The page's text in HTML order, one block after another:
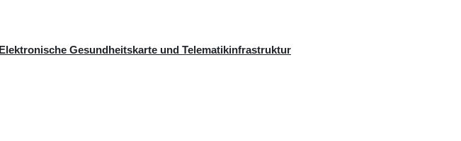
Elektronische Gesundheitskarte und Telematikinfrastruktur